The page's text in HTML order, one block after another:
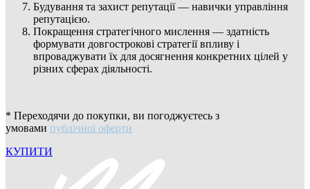
Будування та захист репутації — навички управління
репутацією.
Покращення стратегічного мислення — здатність
формувати довгострокові стратегії впливу і
впроваджувати їх для досягнення конкретних цілей у
різних сферах діяльності.
* Переходячи до покупки, ви погоджуєтесь з
умовами публічної оферти
КУПИТИ